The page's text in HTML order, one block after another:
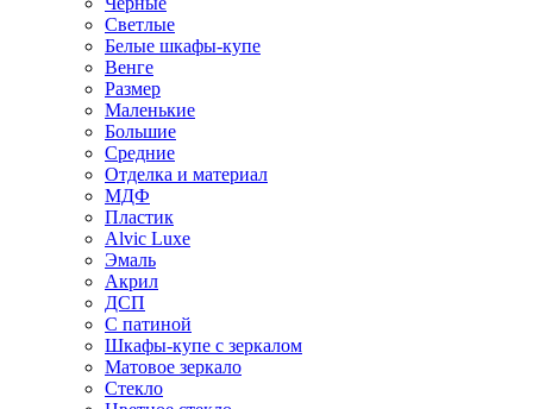
Светлые
Белые шкафы-купе
Венге
Размер
Маленькие
Большие
Средние
Отделка и материал
МДФ
Пластик
Alvic Luxe
Эмаль
Акрил
ДСП
С патиной
Шкафы-купе с зеркалом
Матовое зеркало
Стекло